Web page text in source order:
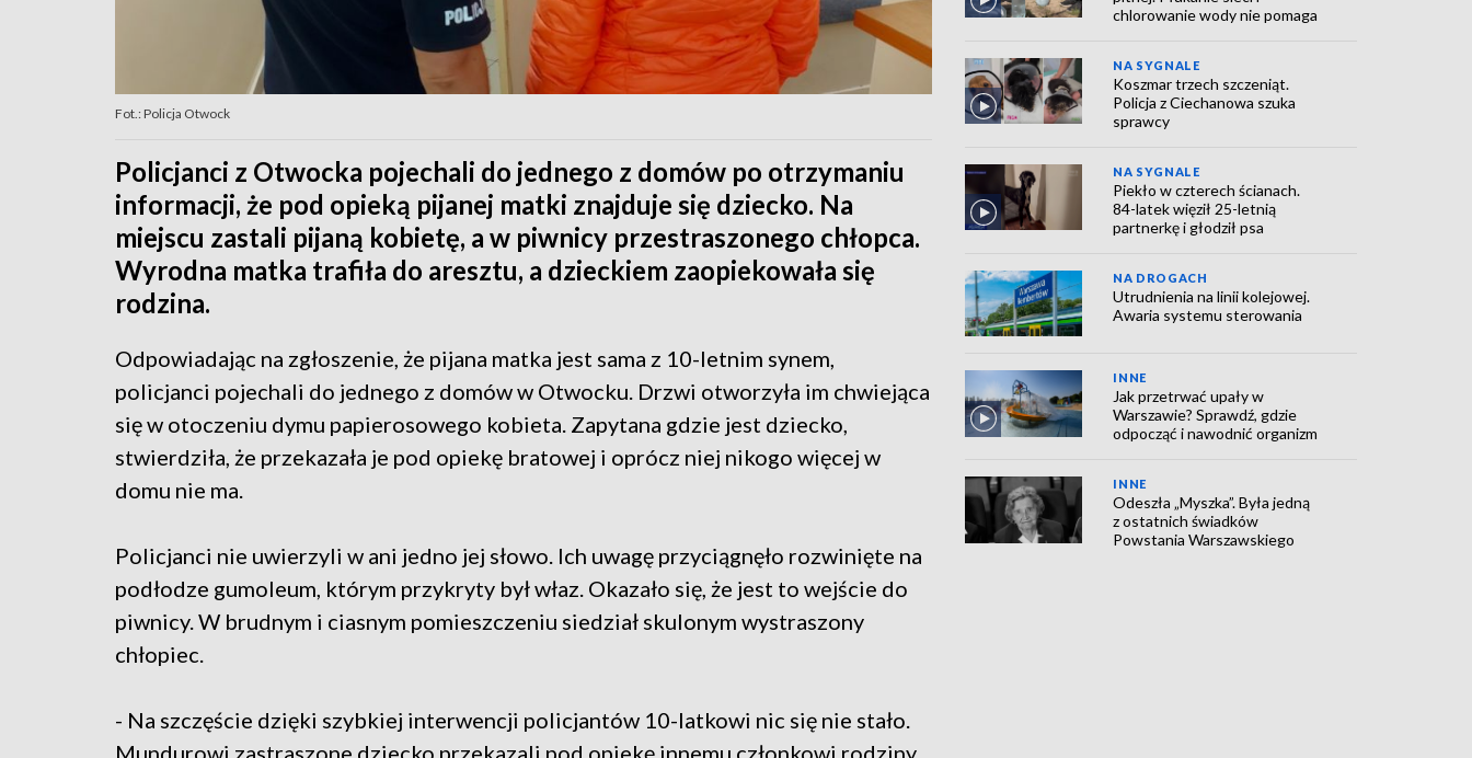
Fot.: Policja Otwock
Policjanci z Otwocka pojechali do jednego z domów po otrzymaniu
informacji, że pod opieką pijanej matki znajduje się dziecko. Na
miejscu zastali pijaną kobietę, a w piwnicy przestraszonego chłopca.
Wyrodna matka trafiła do aresztu, a dzieckiem zaopiekowała się
rodzina.
Odpowiadając na zgłoszenie, że pijana matka jest sama z 10-letnim synem,
policjanci pojechali do jednego z domów w Otwocku. Drzwi otworzyła im chwiejąca
się w otoczeniu dymu papierosowego kobieta. Zapytana gdzie jest dziecko,
stwierdziła, że przekazała je pod opiekę bratowej i oprócz niej nikogo więcej w
domu nie ma.
Policjanci nie uwierzyli w ani jedno jej słowo. Ich uwagę przyciągnęło rozwinięte na
podłodze gumoleum, którym przykryty był właz. Okazało się, że jest to wejście do
piwnicy. W brudnym i ciasnym pomieszczeniu siedział skulonym wystraszony
chłopiec.
- Na szczęście dzięki szybkiej interwencji policjantów 10-latkowi nic się nie stało.
chlorowanie wody nie pomaga
NA SYGNALE
Koszmar trzech szczeniąt.
Policja z Ciechanowa szuka
sprawcy
NA SYGNALE
Piekło w czterech ścianach.
84-latek więził 25-letnią
partnerkę i głodził psa
NA DROGACH
Utrudnienia na linii kolejowej.
Awaria systemu sterowania
INNE
Jak przetrwać upały w
Warszawie? Sprawdź, gdzie
odpocząć i nawodnić organizm
INNE
Odeszła „Myszka”. Była jedną
z ostatnich świadków
Powstania Warszawskiego